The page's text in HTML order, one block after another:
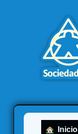
Inicio